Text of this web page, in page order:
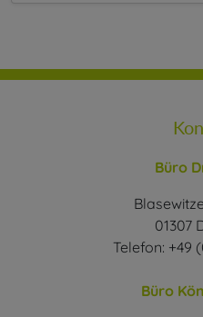
Büro
01307
Telefon: +49
Büro